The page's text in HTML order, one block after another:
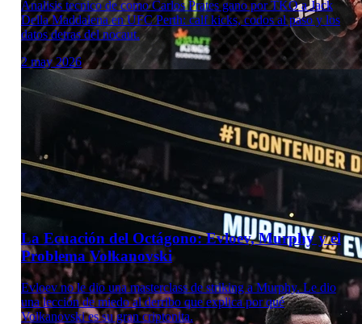
Laboratorio Técnico
Analisis tecnico de como Carlos Prates gano por TKO a Jack
Della Maddalena en UFC Perth: calf kicks, codos al paso y los
datos detras del nocaut.
2 may 2026
La Ecuación del Octágono: Evloev, Murphy y el
Problema Volkanovski
Evloev no le dio una masterclass de striking a Murphy. Le dio
una lección de miedo al derribo que explica por qué
Volkanovski es su gran criptonita.